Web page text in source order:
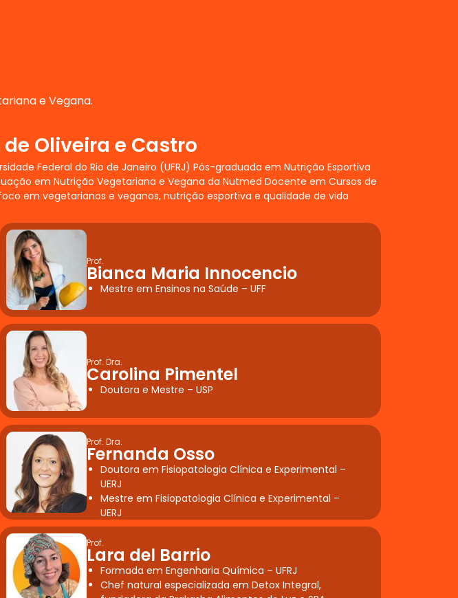
e Vegana.
Oliveira e Castro
Federal do Rio de Janeiro (UFRJ) Pós-graduada em Nutrição Esportiva
em Nutrição Vegetariana e Vegana da Nutmed Docente em Cursos de
em vegetarianos e veganos, nutrição esportiva e qualidade de vida
Prof.
Bianca Maria Innocencio
Mestre em Ensinos na Saúde – UFF
Prof. Dra.
Carolina Pimentel
Doutora e Mestre – USP
Prof. Dra.
Fernanda Osso
Doutora em Fisiopatologia Clínica e Experimental –
UERJ
Mestre em Fisiopatologia Clínica e Experimental –
UERJ
Prof.
Lara del Barrio
Formada em Engenharia Química – UFRJ
Chef natural especializada em Detox Integral,